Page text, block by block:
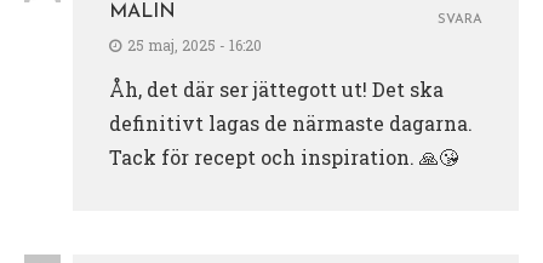
MALIN
25 maj, 2025 - 16:20
Åh, det där ser jättegott ut! Det ska
definitivt lagas de närmaste dagarna.
Tack för recept och inspiration. 🙏😘
SVARA